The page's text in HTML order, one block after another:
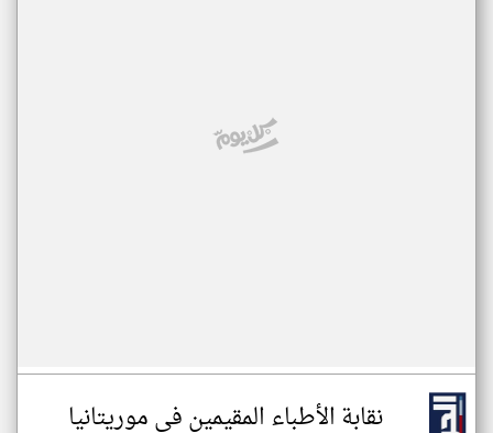
نقابة الأطباء المقيمين في موريتانيا